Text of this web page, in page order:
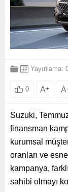
Yayınlama:
0 A+ A-
Suzuki,
finansman
kurumsal
oranları ve
kampanya,
sahibi olmayı